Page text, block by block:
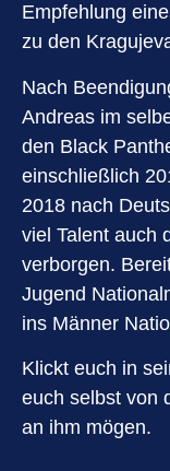
Empfehlung
zu den
Nach
Andreas im
den Black
einschließlich
2018 nach
viel Talent auch
verborgen.
Jugend
ins Männer
Klickt euch in
euch selbst von
an ihm mögen.